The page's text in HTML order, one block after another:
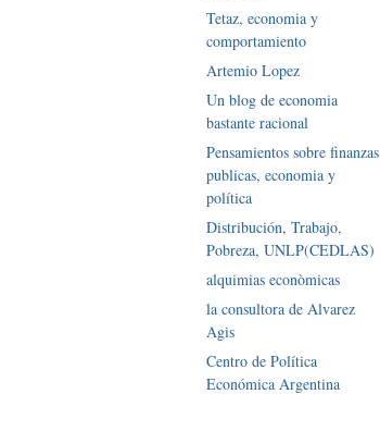
Tetaz, economia y
comportamiento
Artemio Lopez
Un blog de economia
bastante racional
Pensamientos sobre finanzas
publicas, economia y
política
Distribución, Trabajo,
Pobreza, UNLP(CEDLAS)
alquimias econòmicas
la consultora de Alvarez
Agis
Centro de Política
Económica Argentina